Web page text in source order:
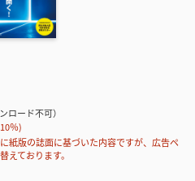
ロード不可）
％)
紙版の誌面に基づいた内容ですが、広告ペ
えております。